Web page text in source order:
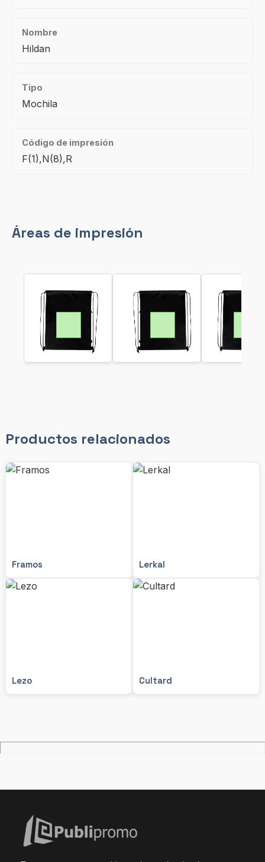
Nombre
Hildan
Tipo
Mochila
Código de impresión
F(1),N(8),R
Áreas de impresión
Productos relacionados
Framos Lerkal
Lezo Cultard